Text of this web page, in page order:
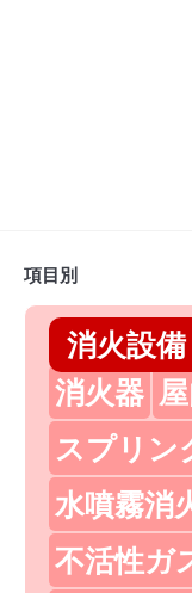
項目別
消火設備
消火器
スプリン
水噴霧消
不活性ガ